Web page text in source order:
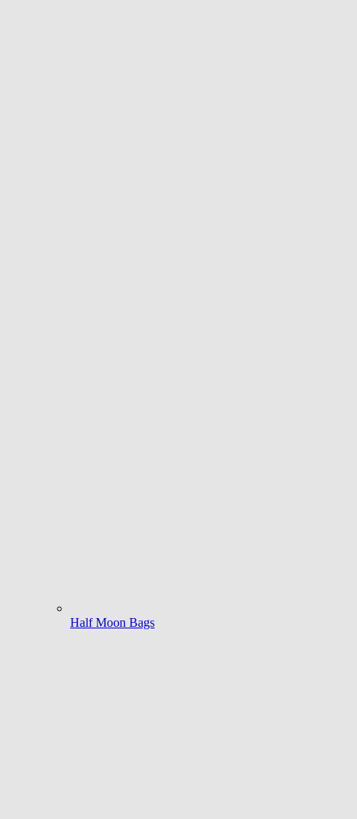
Half Moon Bags